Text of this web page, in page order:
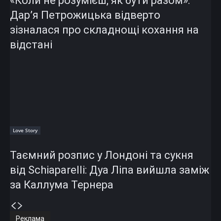
Дар’я Петрожицька відверто
зізналася про складнощі кохання на
відстані
Love Story
Таємний розпис у Лондоні та сукня
від Schiaparelli: Дуа Ліпа вийшла заміж
за Каллума Тернера
Реклама